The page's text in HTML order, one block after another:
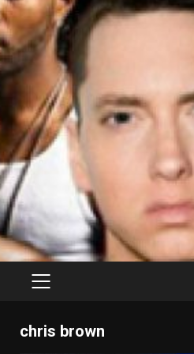
PRIMARY
chris brown